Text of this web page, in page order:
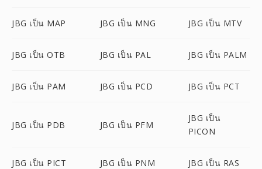
JBG เป็น MAP JBG เป็น MNG JBG เป็น MTV
JBG เป็น OTB JBG เป็น PAL JBG เป็น PALM
JBG เป็น PAM JBG เป็น PCD JBG เป็น PCT
JBG เป็น PDB JBG เป็น PFM
JBG เป็น
PICON
JBG เป็น PICT JBG เป็น PNM JBG เป็น RAS